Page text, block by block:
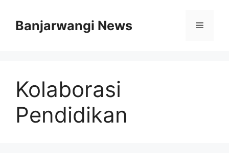
Banjarwangi News Menu
Kolaborasi
Pendidikan